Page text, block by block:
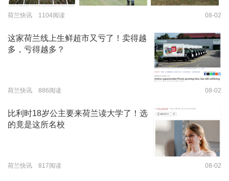
荷兰快讯 1104阅读 08-02
这家荷兰线上生鲜超市又亏了！卖得越
多，亏得越多？
荷兰快讯 886阅读 08-02
比利时18岁公主要来荷兰读大学了！选
的竟是这所名校
荷兰快讯 817阅读 08-02